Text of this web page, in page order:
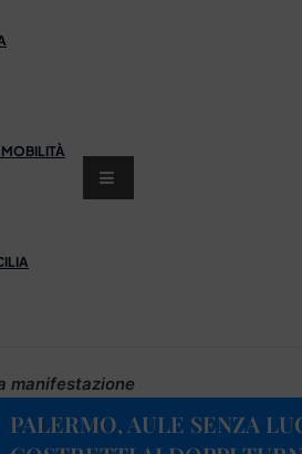
manifestazione
PALERMO, AULE SENZA